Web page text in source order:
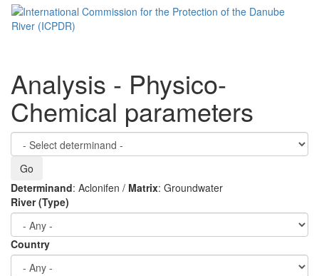
Analysis - Physico-
Chemical parameters
Determinand: Aclonifen / Matrix: Groundwater
River (Type)
Country